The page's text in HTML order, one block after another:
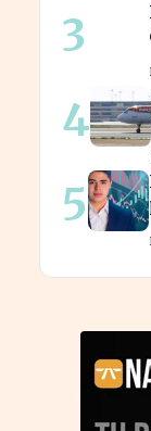
3
4
5